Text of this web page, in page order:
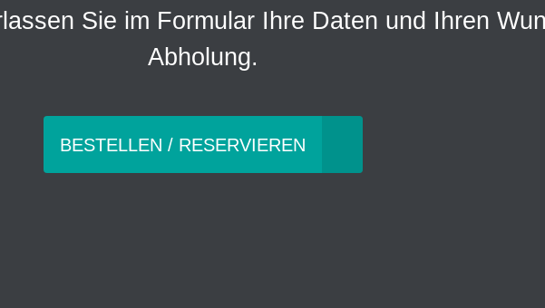
Sie im Formular Ihre Daten und Ihren
Abholung.
BESTELLEN / RESERVIEREN